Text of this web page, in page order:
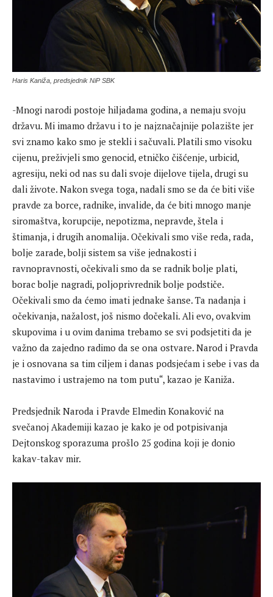
Haris Kaniža, predsjednik NiP SBK
-Mnogi narodi postoje hiljadama godina, a nemaju svoju
državu. Mi imamo državu i to je najznačajnije polazište jer
svi znamo kako smo je stekli i sačuvali. Platili smo visoku
cijenu, preživjeli smo genocid, etničko čišćenje, urbicid,
agresiju, neki od nas su dali svoje dijelove tijela, drugi su
dali živote. Nakon svega toga, nadali smo se da će biti više
pravde za borce, radnike, invalide, da će biti mnogo manje
siromaštva, korupcije, nepotizma, nepravde, štela i
štimanja, i drugih anomalija. Očekivali smo više reda, rada,
bolje zarade, bolji sistem sa više jednakosti i
ravnopravnosti, očekivali smo da se radnik bolje plati,
borac bolje nagradi, poljoprivrednik bolje podstiče.
Očekivali smo da ćemo imati jednake šanse. Ta nadanja i
očekivanja, nažalost, još nismo dočekali. Ali evo, ovakvim
skupovima i u ovim danima trebamo se svi podsjetiti da je
važno da zajedno radimo da se ona ostvare. Narod i Pravda
je i osnovana sa tim ciljem i danas podsjećam i sebe i vas da
nastavimo i ustrajemo na tom putu“, kazao je Kaniža.
Predsjednik Naroda i Pravde Elmedin Konaković na
svečanoj Akademiji kazao je kako je od potpisivanja
Dejtonskog sporazuma prošlo 25 godina koji je donio
kakav-takav mir.